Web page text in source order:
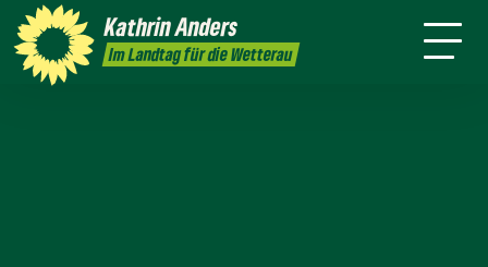
KathrinAnders
Im Landtag für die Wetterau
Kontakt
mich